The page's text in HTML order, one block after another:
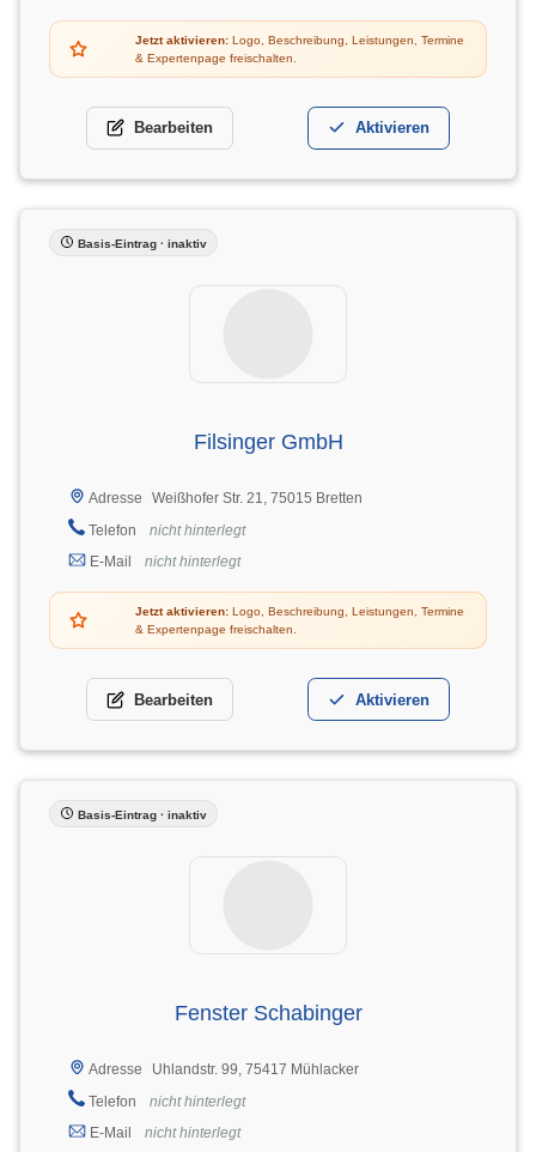
Jetzt aktivieren: Logo, Beschreibung, Leistungen, Termine
& Expertenpage freischalten.
Bearbeiten Aktivieren
Basis-Eintrag · inaktiv
Filsinger GmbH
Adresse
Weißhofer Str. 21, 75015 Bretten
Telefon
nicht hinterlegt
E-Mail
nicht hinterlegt
Jetzt aktivieren: Logo, Beschreibung, Leistungen, Termine
& Expertenpage freischalten.
Bearbeiten Aktivieren
Basis-Eintrag · inaktiv
Fenster Schabinger
Adresse
Uhlandstr. 99, 75417 Mühlacker
Telefon
nicht hinterlegt
E-Mail
nicht hinterlegt